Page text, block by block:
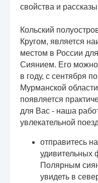
свойства и
Кольский
Кругом, является
местом в России
Сиянием. Его можно
в году, с сентября
Мурманской
появляется
для Вас - наша
увлекательной
отправитесь
удивительных
Полярным
увидеть в